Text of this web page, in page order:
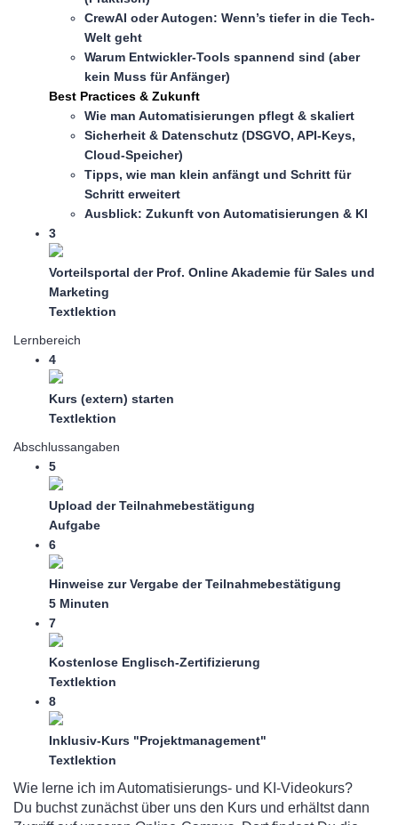
CrewAI oder Autogen: Wenn’s tiefer in die Tech-
Welt geht
Warum Entwickler-Tools spannend sind (aber
kein Muss für Anfänger)
Best Practices & Zukunft
Wie man Automatisierungen pflegt & skaliert
Sicherheit & Datenschutz (DSGVO, API-Keys,
Cloud-Speicher)
Tipps, wie man klein anfängt und Schritt für
Schritt erweitert
Ausblick: Zukunft von Automatisierungen & KI
3
Vorteilsportal der Prof. Online Akademie für Sales und
Marketing
Textlektion
Lernbereich
4
Kurs (extern) starten
Textlektion
Abschlussangaben
5
Upload der Teilnahmebestätigung
Aufgabe
6
Hinweise zur Vergabe der Teilnahmebestätigung
5 Minuten
7
Kostenlose Englisch-Zertifizierung
Textlektion
8
Inklusiv-Kurs "Projektmanagement"
Textlektion
Wie lerne ich im Automatisierungs- und KI-Videokurs?
Du buchst zunächst über uns den Kurs und erhältst dann